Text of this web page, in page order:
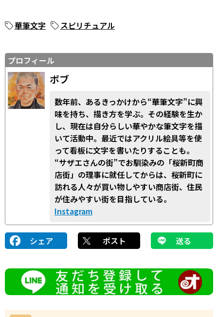
華筆文字 スピリチュアル
プロフィール
ボブ
数年前、あるきっかけから“華筆文字”に興
味を持ち、描き方を学ぶ。その経験を生か
し、現在は自分らしい華やかな筆文字を描
いて活動中。最近ではアクリル絵具等を使
って看板に文字を書いたりすることも。
“サザエさんの街”でお馴染みの「桜新町商
店街」の理事に就任してからは、桜新町に
訪れる人々が買い物しやすい商店街、住民
が住みやすい街を目指している。
Instagram
シェア ポスト 送る